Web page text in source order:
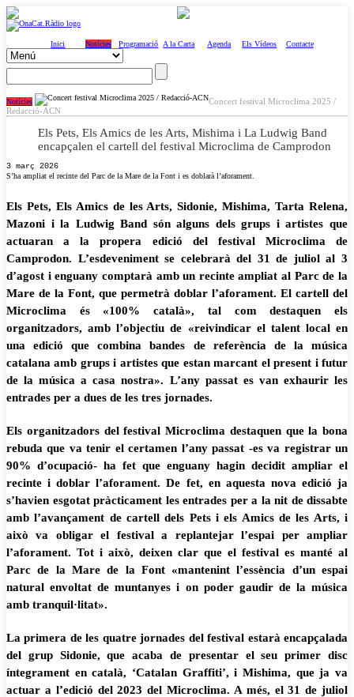
Inici Notícies Programació A la Carta Agenda Els Vídeos Contacte
Notícies
Concert festival Microclima 2025 /
Redacció-ACN
Els Pets, Els Amics de les Arts, Mishima i La Ludwig Band
encapçalen el cartell del festival Microclima de Camprodon
3 març 2026
S’ha ampliat el recinte del Parc de la Mare de la Font i es doblarà l’aforament.
Els Pets, Els Amics de les Arts, Sidonie, Mishima, Tarta Relena,
Mazoni i la Ludwig Band són alguns dels grups i artistes que
actuaran a la propera edició del festival Microclima de
Camprodon. L’esdeveniment se celebrarà del 31 de juliol al 3
d’agost i enguany comptarà amb un recinte ampliat al Parc de la
Mare de la Font, que permetrà doblar l’aforament. El cartell del
Microclima és «100% català», tal com destaquen els
organitzadors, amb l’objectiu de «reivindicar el talent local en
una edició que combina bandes de referència de la música
catalana amb grups i artistes que estan marcant el present i futur
de la música a casa nostra». L’any passat es van exhaurir les
entrades per a dues de les tres jornades.
Els organitzadors del festival Microclima destaquen que la bona
rebuda que va tenir el certamen l’any passat -es va registrar un
90% d’ocupació- ha fet que enguany hagin decidit ampliar el
recinte i doblar l’aforament. De fet, en aquesta nova edició ja
s’havien esgotat pràcticament les entrades per a la nit de dissabte
amb l’avançament de cartell dels Pets i els Amics de les Arts, i
això va obligar el festival a replantejar l’espai per ampliar
l’aforament. Tot i això, deixen clar que el festival es manté al
Parc de la Mare de la Font «mantenint l’essència d’un espai
natural envoltat de muntanyes i on poder gaudir de la música
amb tranquil·litat».
La primera de les quatre jornades del festival estarà encapçalada
del grup Sidonie, que acaba de presentar el seu primer disc
íntegrament en català, ‘Catalan Graffiti’, i Mishima, que ja va
actuar a l’edició del 2023 del Microclima. A més, el 31 de juliol